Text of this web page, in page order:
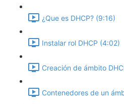
¿Que es DHCP? (9:16)
Instalar rol DHCP (4:02)
Creación de ámbito
Contenedores de un